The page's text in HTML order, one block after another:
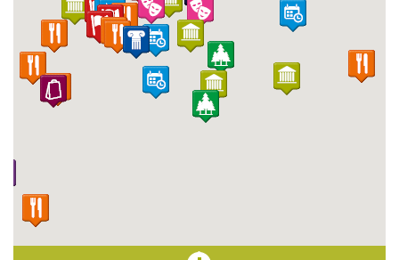
texto de tamaño adecuado
Mapas, planos y maquetas
táctiles
Ascensor con botones en
Sistema de bucle magnético